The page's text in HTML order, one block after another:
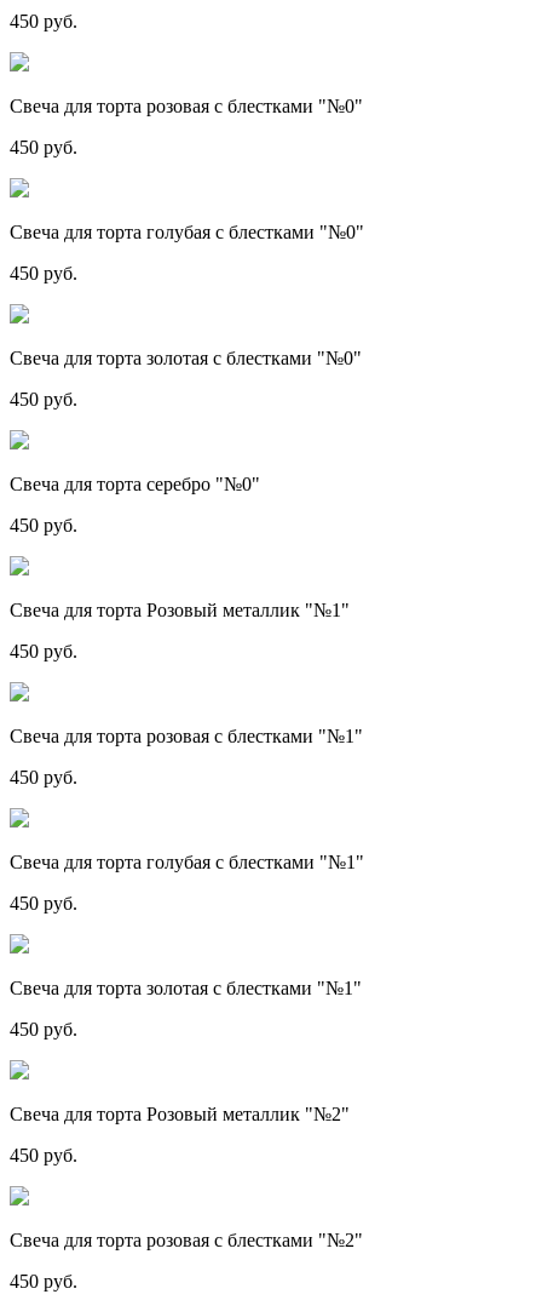
450 руб.
Свеча для торта розовая с блестками "№0"
450 руб.
Свеча для торта голубая с блестками "№0"
450 руб.
Свеча для торта золотая с блестками "№0"
450 руб.
Свеча для торта серебро "№0"
450 руб.
Свеча для торта Розовый металлик "№1"
450 руб.
Свеча для торта розовая с блестками "№1"
450 руб.
Свеча для торта голубая с блестками "№1"
450 руб.
Свеча для торта золотая с блестками "№1"
450 руб.
Свеча для торта Розовый металлик "№2"
450 руб.
Свеча для торта розовая с блестками "№2"
450 руб.